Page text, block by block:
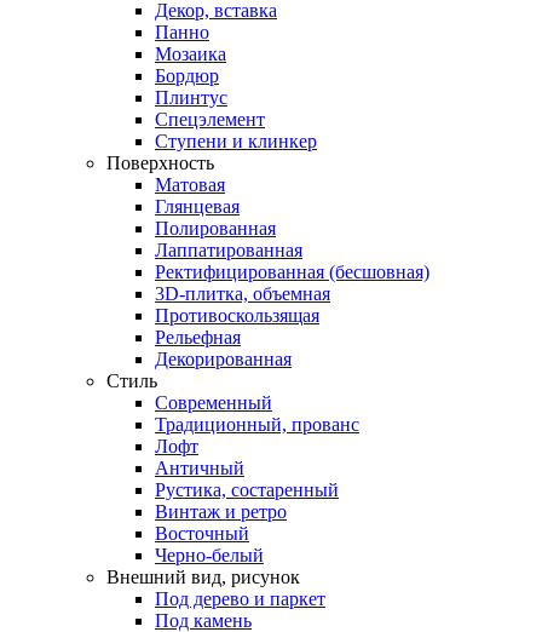
Декор, вставка
Панно
Мозаика
Бордюр
Плинтус
Спецэлемент
Ступени и клинкер
Поверхность
Матовая
Глянцевая
Полированная
Лаппатированная
Ректифицированная (бесшовная)
3D-плитка, объемная
Противоскользящая
Рельефная
Декорированная
Стиль
Современный
Традиционный, прованс
Лофт
Античный
Рустика, состаренный
Винтаж и ретро
Восточный
Черно-белый
Внешний вид, рисунок
Под дерево и паркет
Под камень